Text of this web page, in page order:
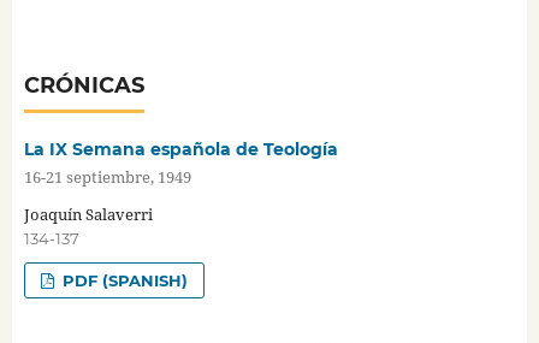
CRÓNICAS
La IX Semana española de Teología
16-21 septiembre, 1949
Joaquín Salaverri
134-137
PDF (SPANISH)